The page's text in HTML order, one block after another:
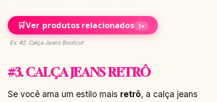
🛒Ver produtos relacionados 1▾
Ex: #2. Calça Jeans Bootcut
#3. CALÇA JEANS RETRÔ
Se você ama um estilo mais retrô, a calça jeans